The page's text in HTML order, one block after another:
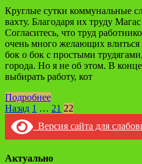
Круглые сутки коммунальные
вахту. Благодаря их труду
Согласитесь, что труд
очень много желающих влиться
бок о бок с простыми
города. Но я не об этом. В
выбирать работу, кот
Подробнее
Навигация
по
записям
Назад 1 … 21 22
Версия сайта для
Актуально